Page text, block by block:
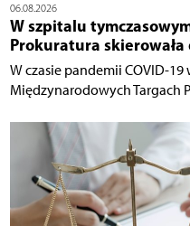
06.08.2026
W szpitalu
Prokuratura
W czasie pandemii COVID-
Międzynarodowych Targach